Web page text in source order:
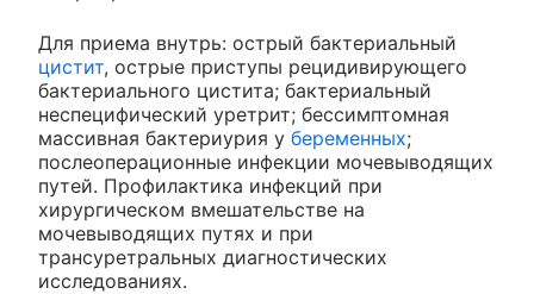
Для приема внутрь: острый бактериальный
цистит, острые приступы рецидивирующего
бактериального цистита; бактериальный
неспецифический уретрит; бессимптомная
массивная бактериурия у беременных;
послеоперационные инфекции мочевыводящих
путей. Профилактика инфекций при
хирургическом вмешательстве на
мочевыводящих путях и при
трансуретральных диагностических
исследованиях.